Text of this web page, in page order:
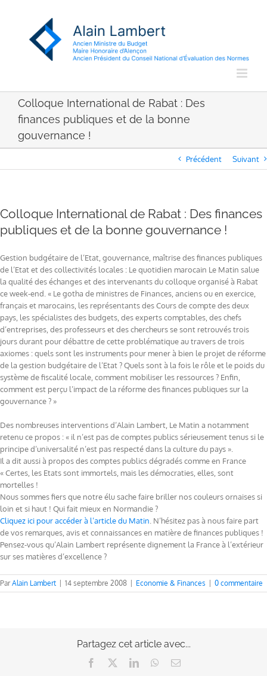
Colloque International de Rabat : Des
finances publiques et de la bonne
gouvernance !
Précédent Suivant
Colloque International de Rabat : Des finances
publiques et de la bonne gouvernance !
Gestion budgétaire de l’Etat, gouvernance, maîtrise des finances publiques
de l’Etat et des collectivités locales : Le quotidien marocain Le Matin salue
la qualité des échanges et des intervenants du colloque organisé à Rabat
ce week-end. « Le gotha de ministres de Finances, anciens ou en exercice,
français et marocains, les représentants des Cours de compte des deux
pays, les spécialistes des budgets, des experts comptables, des chefs
d’entreprises, des professeurs et des chercheurs se sont retrouvés trois
jours durant pour débattre de cette problématique au travers de trois
axiomes : quels sont les instruments pour mener à bien le projet de réforme
de la gestion budgétaire de l’Etat ? Quels sont à la fois le rôle et le poids du
système de fiscalité locale, comment mobiliser les ressources ? Enfin,
comment est perçu l’impact de la réforme des finances publiques sur la
gouvernance ? »
Des nombreuses interventions d’Alain Lambert, Le Matin a notamment
retenu ce propos : « il n’est pas de comptes publics sérieusement tenus si le
principe d’universalité n’est pas respecté dans la culture du pays ».
Il a dit aussi à propos des comptes publics dégradés comme en France
« Certes, les Etats sont immortels, mais les démocraties, elles, sont
mortelles !
Nous sommes fiers que notre élu sache faire briller nos couleurs ornaises si
loin et si haut ! Qui fait mieux en Normandie ?
Cliquez ici pour accéder à l’article du Matin . N’hésitez pas à nous faire part
de vos remarques, avis et connaissances en matière de finances publiques !
Pensez-vous qu’Alain Lambert représente dignement la France à l’extérieur
sur ses matières d’excellence ?
ParAlain Lambert 14 septembre 2008 Economie & Finances 0 commentaire
Partagez cet article avec...
Facebook LinkedInWhatsApp
Email